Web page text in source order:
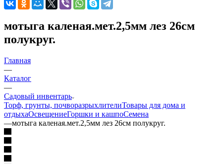
мотыга каленая.мет.2,5мм лез 26см
полукруг.
Главная
—
Каталог
—
Садовый инвентарь
Торф, грунты, почворазрыхлителиТовары для дома и
отдыхаОсвещениеГоршки и кашпоСемена
—мотыга каленая.мет.2,5мм лез 26см полукруг.